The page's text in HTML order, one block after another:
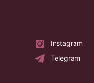
Instagram
Telegram